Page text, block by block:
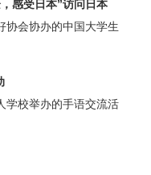
感受日本”访问日本
协会协办的中国大学生
学校举办的手语交流活